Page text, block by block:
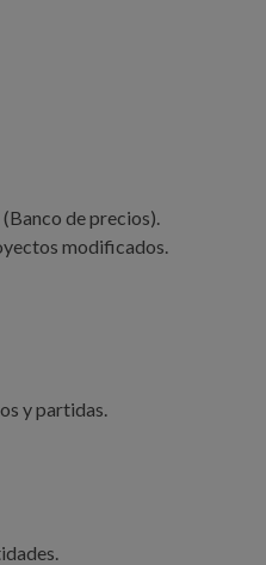
de precios).
modificados.
y partidas.